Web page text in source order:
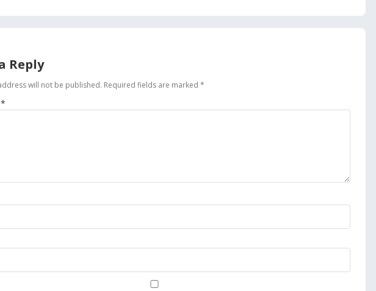
Reply
will not be published. Required fields are marked *
*